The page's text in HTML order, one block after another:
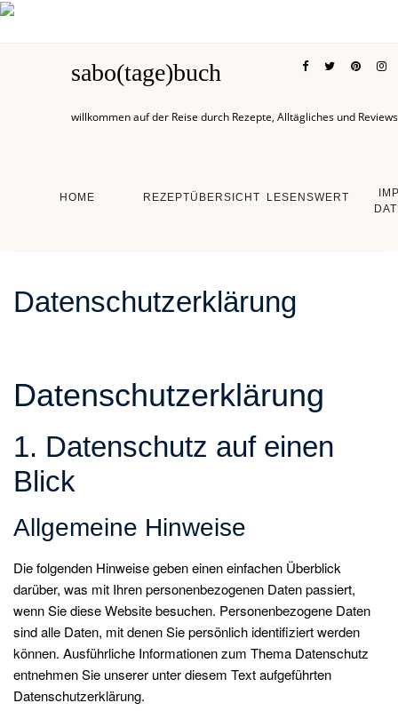
sabo(tage)buch
willkommen auf der Reise durch Rezepte, Alltägliches und Reviews
HOME REZEPTÜBERSICHT LESENSWERT
Datenschutzerklärung
Datenschutz­erklärung
1. Datenschutz auf einen
Blick
Allgemeine Hinweise
Die folgenden Hinweise geben einen einfachen Überblick
darüber, was mit Ihren personenbezogenen Daten passiert,
wenn Sie diese Website besuchen. Personenbezogene Daten
sind alle Daten, mit denen Sie persönlich identifiziert werden
können. Ausführliche Informationen zum Thema Datenschutz
entnehmen Sie unserer unter diesem Text aufgeführten
Datenschutzerklärung.